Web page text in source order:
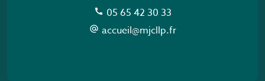
call 05 65 42 30 33
alternate_email accueil@mjcllp.fr